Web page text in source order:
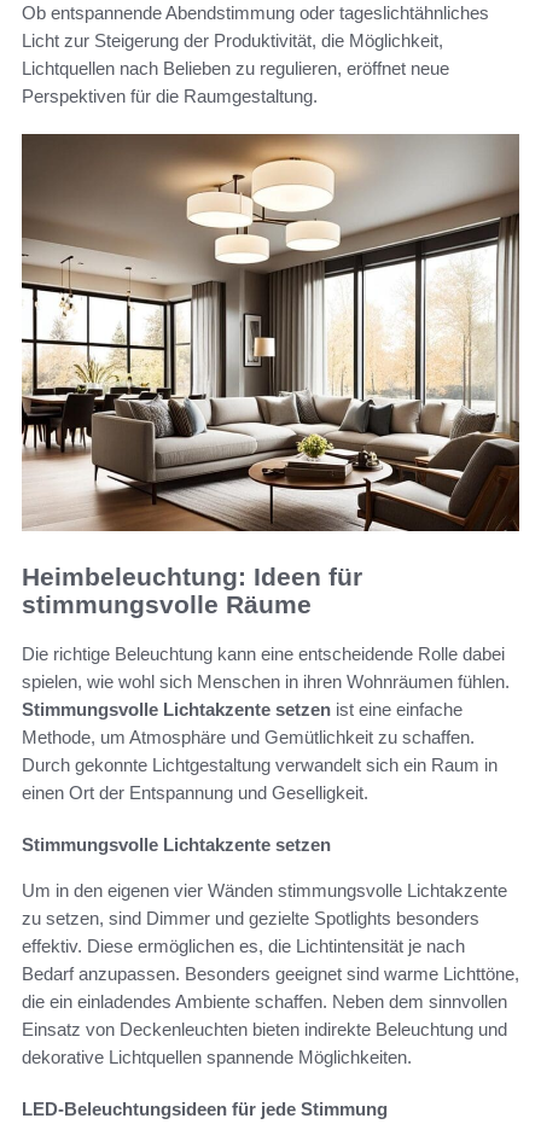
Ob entspannende Abendstimmung oder tageslichtähnliches
Licht zur Steigerung der Produktivität, die Möglichkeit,
Lichtquellen nach Belieben zu regulieren, eröffnet neue
Perspektiven für die Raumgestaltung.
Heimbeleuchtung: Ideen für
stimmungsvolle Räume
Die richtige Beleuchtung kann eine entscheidende Rolle dabei
spielen, wie wohl sich Menschen in ihren Wohnräumen fühlen.
Stimmungsvolle Lichtakzente setzen ist eine einfache
Methode, um Atmosphäre und Gemütlichkeit zu schaffen.
Durch gekonnte Lichtgestaltung verwandelt sich ein Raum in
einen Ort der Entspannung und Geselligkeit.
Stimmungsvolle Lichtakzente setzen
Um in den eigenen vier Wänden stimmungsvolle Lichtakzente
zu setzen, sind Dimmer und gezielte Spotlights besonders
effektiv. Diese ermöglichen es, die Lichtintensität je nach
Bedarf anzupassen. Besonders geeignet sind warme Lichttöne,
die ein einladendes Ambiente schaffen. Neben dem sinnvollen
Einsatz von Deckenleuchten bieten indirekte Beleuchtung und
dekorative Lichtquellen spannende Möglichkeiten.
LED-Beleuchtungsideen für jede Stimmung